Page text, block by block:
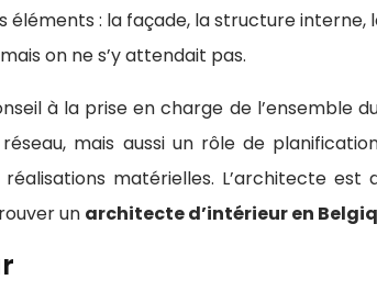
: la façade, la structure interne,
on ne s’y attendait pas.
à la prise en charge de l’ensemble
mais aussi un rôle de
matérielles. L’architecte est
un architecte d’intérieur en